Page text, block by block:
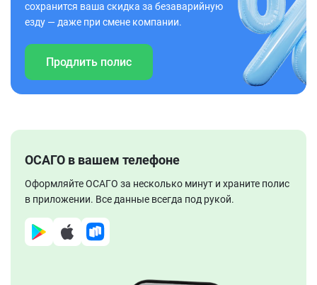
сохранится ваша скидка за безаварийную
езду — даже при смене компании.
Продлить полис
ОСАГО в вашем телефоне
Оформляйте ОСАГО за несколько минут и храните полис
в приложении. Все данные всегда под рукой.